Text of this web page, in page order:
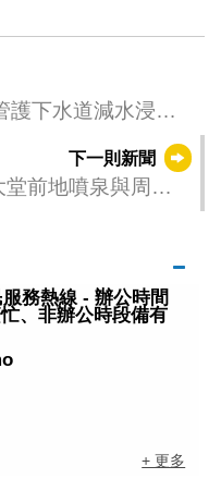
護下水道減水浸風
下一則新聞
前地噴泉與周邊
服務熱線 - 辦公時間
、非辦公時段備有
+ 更多